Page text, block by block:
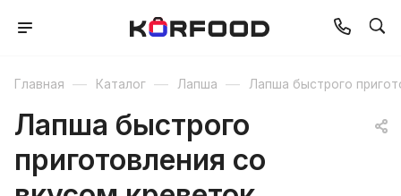
Главная — Каталог — Лапша — Лапша быстрого
Лапша быстрого
приготовления со